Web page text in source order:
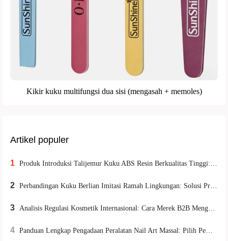
Kikir kuku multifungsi dua sisi (mengasah + memoles)
Artikel populer
1 Produk Introduksi Talijemur Kuku ABS Resin Berkualitas Tinggi: Memenuhi Kebutuhan Eksportir akan Keberlanjutan dan Daya Tahan Lingkungan
2 Perbandingan Kuku Berlian Imitasi Ramah Lingkungan: Solusi Premium untuk Pasar Kosmetik Global
3 Analisis Regulasi Kosmetik Internasional: Cara Merek B2B Menghindari Risiko Ekspor Melalui Pembatasan Kandungan dan Aturan Label
4 Panduan Lengkap Pengadaan Peralatan Nail Art Massal: Pilih Pemasok Terpercaya dan Kelola Umur Pakai Peralatan